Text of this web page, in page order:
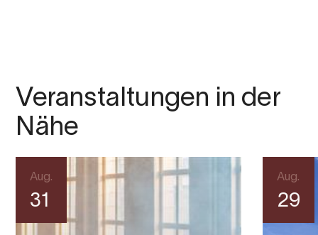
Veranstaltungen in der
Nähe
Aug.
31
Aug.
29